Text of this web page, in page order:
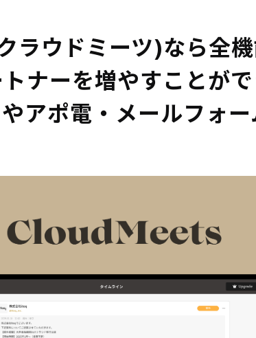
ウドミーツ)なら全
ナーを増やすことが
アポ電・メールフォ